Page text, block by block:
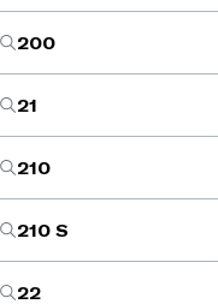
200
21
210
210 S
22